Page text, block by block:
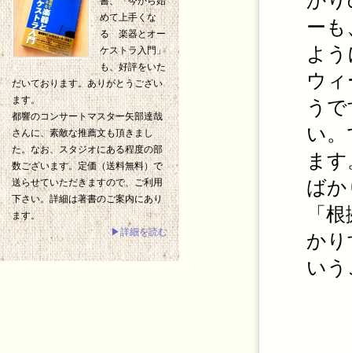
ー
よ
ウ
う
い
ま
ば
「
か
い
めて上手くな
る 楽器とオー
ケストラ入門」
も、好評をいた
だいております。ありがとうござい
ます。
都響のコンサートマスター矢部達哉
さんに、素敵な推薦文も頂きまし
た。なお、スタジオにある程度の部
数ございます。定価（送料無料）で
送らせていただきますので、ご利用
下さい。詳細は著書のご案内にあり
ます。
▶詳細を読む